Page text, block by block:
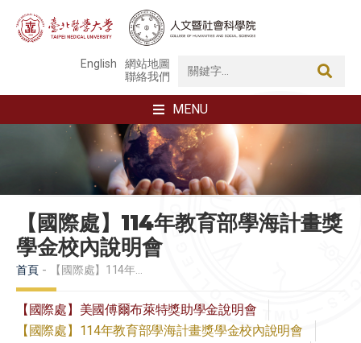
English
網站地圖
聯絡我們
MENU
【國際處】114年教育部學海計畫獎
學金校內說明會
首頁 【國際處】114年教育部學海計畫獎學金校內說明會
【國際處】美國傅爾布萊特獎助學金說明會
【國際處】114年教育部學海計畫獎學金校內說明會